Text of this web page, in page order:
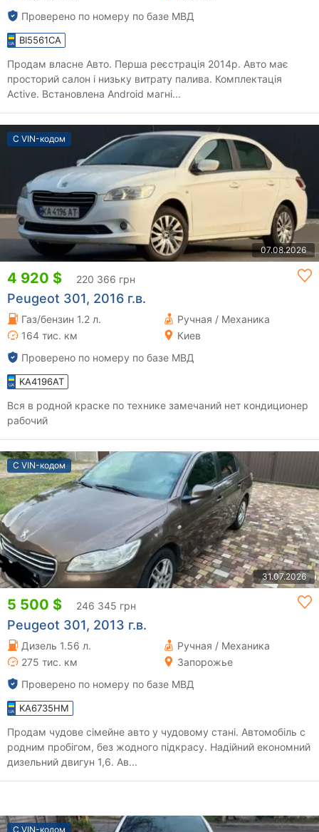
Проверено по номеру по базе МВД
BI5561CA
Продам власне Авто. Перша реєстрація 2014р. Авто має
просторий салон і низьку витрату палива. Комплектація
Active. Встановлена Android магні...
С VIN-кодом
07.08.2026
4 920 $ 220 366 грн
Peugeot 301, 2016 г.в.
Газ/бензин 1.2 л.
Ручная / Механика
164 тис. км
Киев
Проверено по номеру по базе МВД
KA4196AT
Вся в родной краске по технике замечаний нет кондиционер
рабочий
С VIN-кодом
31.07.2026
5 500 $ 246 345 грн
Peugeot 301, 2013 г.в.
Дизель 1.56 л.
Ручная / Механика
275 тис. км
Запорожье
Проверено по номеру по базе МВД
KA6735HM
Продам чудове сімейне авто у чудовому стані. Автомобіль с
родним пробігом, без жодного підкрасу. Надійний економний
дизельний двигун 1,6. Ав...
С VIN-кодом